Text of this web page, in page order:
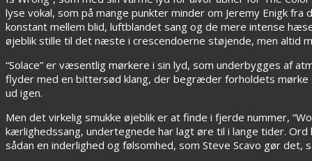
lyse vokal, som på mange punkter minder om Jeremy Enigk
konstant mellem blid, luftblandet sang og de mere intense
øjeblik stille til det næste i crescendoerne støjende, men altid
“Solace” er væsentlig mørkere i sin lyd, som underbygges af
flyder med en bittersød klang, der begræder forholdets
ud igen.
Men det virkelig smukke øjeblik er at finde i fjerde nummer,
kærlighedssang, undertegnede har lagt øre til i lange tider.
sådan en inderlighed og følsomhed, som Steve Scavo gør det,